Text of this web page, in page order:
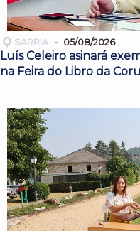
SARRIA 05/08/2026
Luís Celeiro asinará
na Feira do Libro da